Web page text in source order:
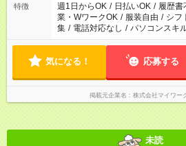
特徴 週1日からOK / 日払いOK / 履歴書
業・WワークOK / 服装自由 / シフ
集 / 電話対応なし / パソコンスキ
気になる！ 応募する
掲載元企業名 株式会社マイワー
未読